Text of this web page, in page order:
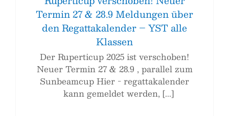
Termin 27 & 28.9 Meldungen über
den Regattakalender – YST alle
Klassen
Der Ruperticup 2025 ist verschoben!
Neuer Termin 27 & 28.9 , parallel zum
Sunbeamcup Hier - regattakalender
kann gemeldet werden, [...]